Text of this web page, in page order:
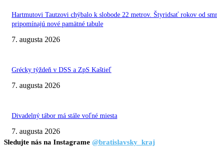
Hartmutovi Tautzovi chýbalo k slobode 22 metrov. Štyridsať rokov od
pripomínajú nové pamätné tabule
7. augusta 2026
Grécky týždeň v DSS a ZpS Kaštieľ
7. augusta 2026
Divadelný tábor má stále voľné miesta
7. augusta 2026
Sledujte nás na Instagrame @bratislavsky_kraj